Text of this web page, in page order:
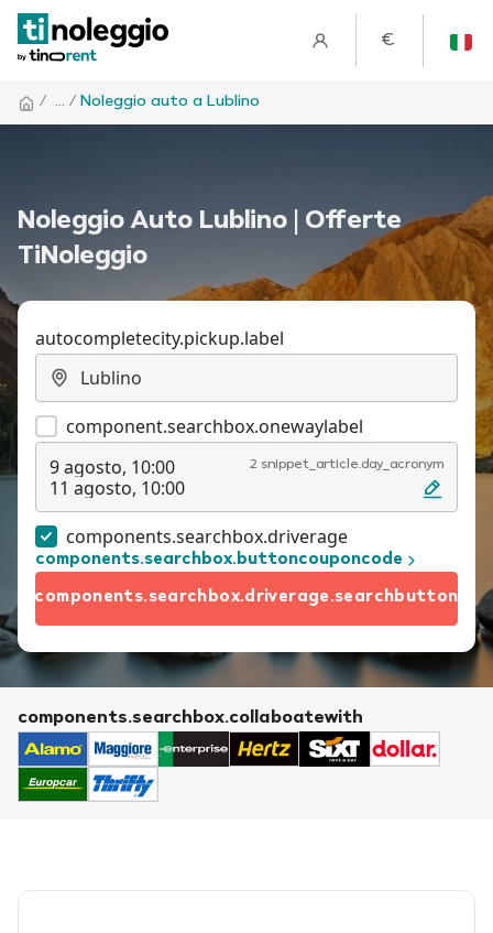
€
/ ... / Noleggio auto a Lublino
Noleggio Auto Lublino | Offerte
TiNoleggio
autocompletecity.pickup.label
component.searchbox.onewaylabel
9 agosto, 10:00
11 agosto, 10:00
2 snippet_article.day_acronym
components.searchbox.driverage
components.searchbox.buttoncouponcode
components.searchbox.driverage.searchbutton
components.searchbox.collaboatewith